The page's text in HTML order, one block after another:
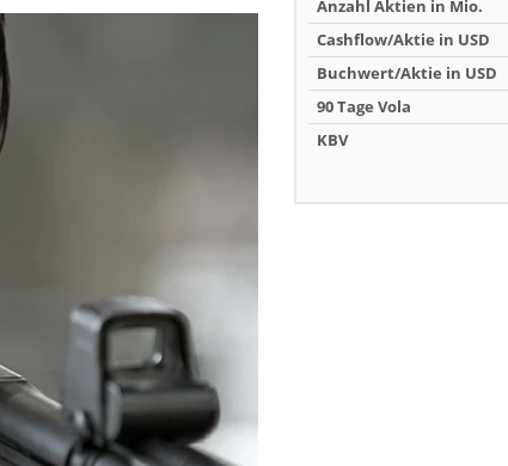
Anzahl Aktien in Mio.
Cashflow/Aktie in USD
Buchwert/Aktie in USD
90 Tage Vola
KBV